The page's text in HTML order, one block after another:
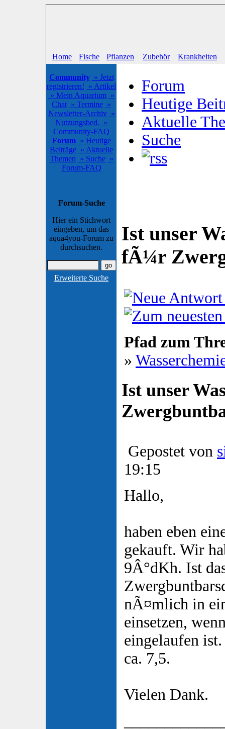
Home Fische Pflanzen Zubehör Krankheiten
Community » Jetzt
registrieren! » Artikel
» Mein Aquarium »
Chat » Termine »
Newsletter-Archiv »
Nutzungsbed. »
Community-FAQ
Forum » Heutige
Beiträge » Aktuelle
Themen » Suche »
Forum-FAQ
Forum-Suche
Hier ein Stichwort
eingeben, um das
aqua4you-Forum zu
durchsuchen.
Erweiterte Suche
Forum
Heutige
Aktuelle
Suche
Ist unser
fÃ¼r
Pfad zum
»
Ist unser
Gepostet von
19:15
Hallo,
haben eben
gekauft. Wir
9Â°dKh. Ist
nÃ¤mlich in
einsetzen,
eingelaufen
ca. 7,5.
Vielen Dank.